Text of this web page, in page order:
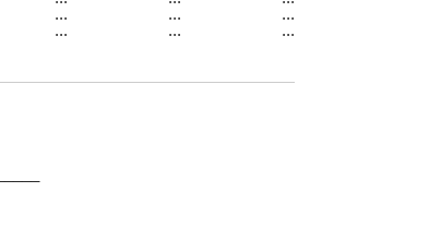
... ...
...
... ... ...